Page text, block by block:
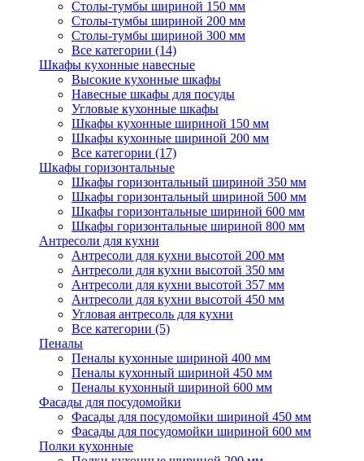
Столы-тумбы шириной 150 мм
Столы-тумбы шириной 200 мм
Столы-тумбы шириной 300 мм
Все категории (14)
Шкафы кухонные навесные
Высокие кухонные шкафы
Навесные шкафы для посуды
Угловые кухонные шкафы
Шкафы кухонные шириной 150 мм
Шкафы кухонные шириной 200 мм
Все категории (17)
Шкафы горизонтальные
Шкафы горизонтальный шириной 350 мм
Шкафы горизонтальный шириной 500 мм
Шкафы горизонтальные шириной 600 мм
Шкафы горизонтальные шириной 800 мм
Антресоли для кухни
Антресоли для кухни высотой 200 мм
Антресоли для кухни высотой 350 мм
Антресоли для кухни высотой 357 мм
Антресоли для кухни высотой 450 мм
Угловая антресоль для кухни
Все категории (5)
Пеналы
Пеналы кухонные шириной 400 мм
Пеналы кухонный шириной 450 мм
Пеналы кухонный шириной 600 мм
Фасады для посудомойки
Фасады для посудомойки шириной 450 мм
Фасады для посудомойки шириной 600 мм
Полки кухонные